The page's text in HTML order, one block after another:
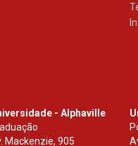
- Alphaville
Mackenzie, 905